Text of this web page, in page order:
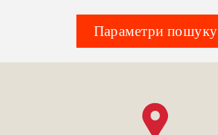
Параметри пошуку